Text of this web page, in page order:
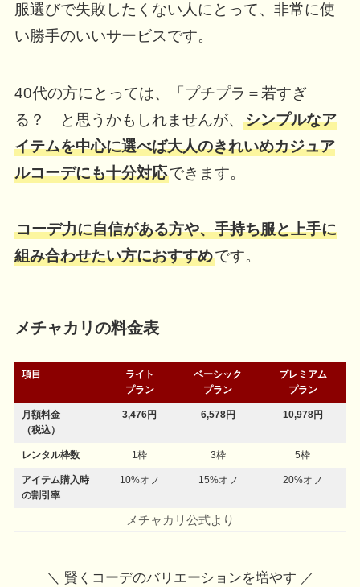
服選びで失敗したくない人にとって、非常に使
い勝手のいいサービスです。
40代の方にとっては、「プチプラ＝若すぎ
る？」と思うかもしれませんが、 シンプルなア
イテムを中心に選べば大人のきれいめカジュア
ルコーデにも十分対応できます。
コーデ力に自信がある方や、手持ち服と上手に
組み合わせたい方におすすめです。
メチャカリの料金表
項目
ライト
プラン
ベーシック
プラン
プレミアム
プラン
月額料金
（税込）
3,476円 6,578円 10,978円
レンタル枠数 1枠 3枠 5枠
アイテム購入時
の割引率
10%オフ 15%オフ 20%オフ
メチャカリ公式より
＼ 賢くコーデのバリエーションを増やす ／